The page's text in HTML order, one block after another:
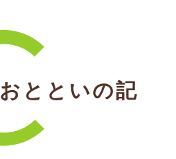
おとといの記